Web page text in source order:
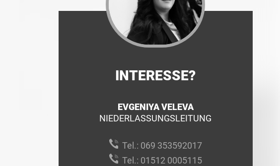
INTERESSE?
EVGENIYA VELEVA
NIEDERLASSUNGSLEITUNG
Tel.: 069 353592017
Tel.: 01512 0005115